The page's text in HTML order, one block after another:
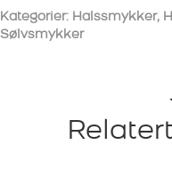
Kategorier: Halssmykker,
Sølvsmykker